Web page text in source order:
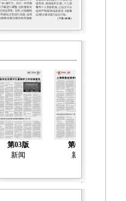
第03版
新闻
第04版
新闻